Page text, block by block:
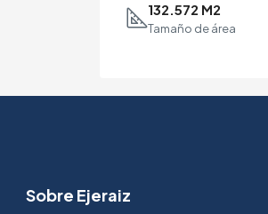
132.572 M2
Tamaño de área
Sobre Ejeraiz